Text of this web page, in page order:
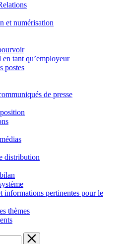
et numérisation
en tant qu’employeur
postes
de presse
distribution
informations pertinentes pour le
thèmes